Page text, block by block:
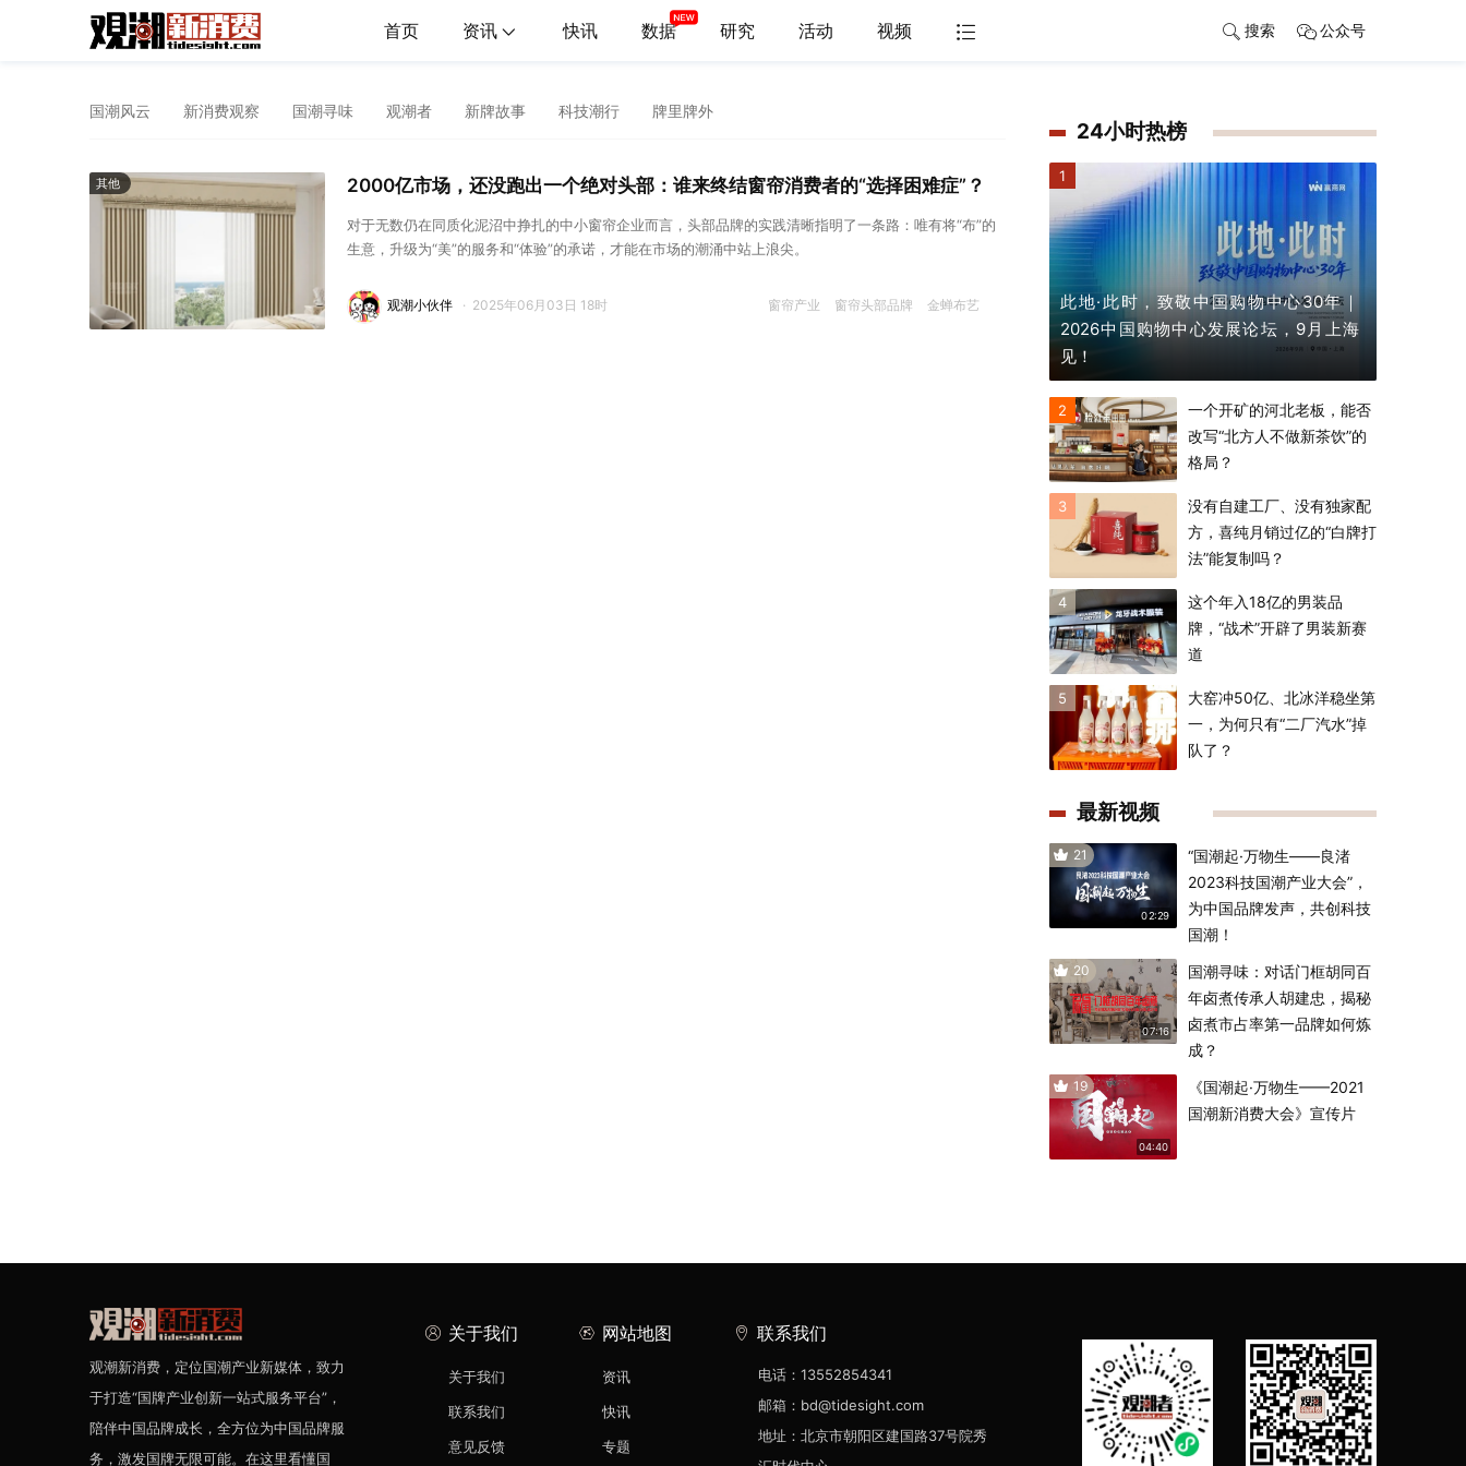
首页 资讯 快讯 数据 研究 活动 视频 搜索 公众号
国潮风云 新消费观察 国潮寻味 观潮者 新牌故事 科技潮行 牌里牌外
其他 2000亿市场，还没跑出一个绝对头部：谁来终结窗帘消费者的“选择困难症”？
对于无数仍在同质化泥沼中挣扎的中小窗帘企业而言，头部品牌的实践清晰指明了一条路：唯有将“布”的
生意，升级为“美”的服务和“体验”的承诺，才能在市场的潮涌中站上浪尖。
窗帘产业 窗帘头部品牌 金蝉布艺
观潮小伙伴 · 2025年06月03日 18时
24小时热榜
1
此地·此时，致敬中国购物中心30年｜
2026中国购物中心发展论坛，9月上海
见！
2
一个开矿的河北老板，能否
改写“北方人不做新茶饮”的
格局？
3
没有自建工厂、没有独家配
方，喜纯月销过亿的“白牌打
法”能复制吗？
4
这个年入18亿的男装品
牌，“战术”开辟了男装新赛
道
5
大窑冲50亿、北冰洋稳坐第
一，为何只有“二厂汽水”掉
队了？
最新视频
21
02:29
“国潮起·万物生——良渚
2023科技国潮产业大会”，
为中国品牌发声，共创科技
国潮！
20
07:16
国潮寻味：对话门框胡同百
年卤煮传承人胡建忠，揭秘
卤煮市占率第一品牌如何炼
成？
19
04:40
《国潮起·万物生——2021
国潮新消费大会》宣传片
观潮新消费，定位国潮产业新媒体，致力
于打造“国牌产业创新一站式服务平台”，
陪伴中国品牌成长，全方位为中国品牌服
务，激发国牌无限可能。在这里看懂国
关于我们
关于我们
联系我们
意见反馈
网站地图
资讯
快讯
专题
联系我们
电话：13552854341
邮箱：bd@tidesight.com
地址：北京市朝阳区建国路37号院秀